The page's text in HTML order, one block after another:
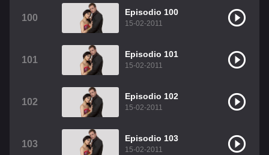
100
Episodio 100
15-02-2011
101
Episodio 101
15-02-2011
102
Episodio 102
15-02-2011
103
Episodio 103
15-02-2011